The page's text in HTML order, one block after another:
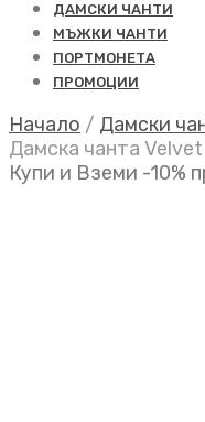
ДАМСКИ ЧАНТИ
МЪЖКИ ЧАНТИ
ПОРТМОНЕТА
ПРОМОЦИИ
Начало / Дамски
Дамска чанта
Купи и Вземи -10%